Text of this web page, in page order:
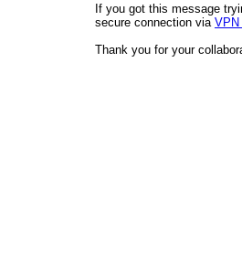
If you got this message
secure connection via VPN
Thank you for your